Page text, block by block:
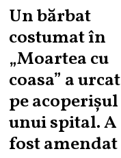
Un bărbat
costumat în
„Moartea cu
coasa” a urcat
pe acoperișul
unui spital. A
fost amendat